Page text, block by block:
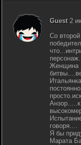
Guest2
Со
Женщина ,
говоря....
Я бы
Марата